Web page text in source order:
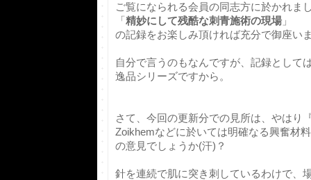
ご覧になられる会員の同志方に於かれま
「精妙にして残酷な刺青施術の現場 」
の記録をお楽しみ頂ければ充分で御座い
自分で言うのもなんですが、記録として
逸品シリーズですから。
さて、今回の更新分での見所は、やはり
Zoikhemなどに於いては明確なる興奮材
の意見でしょうか(汗)？
針を連続で肌に突き刺しているわけで、